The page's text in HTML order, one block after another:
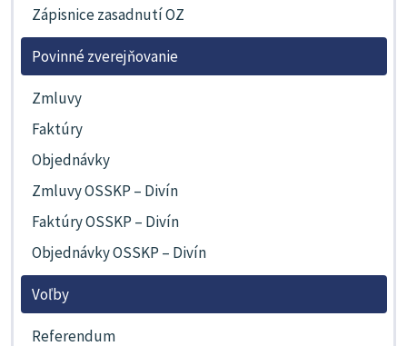
Zápisnice zasadnutí OZ
Povinné zverejňovanie
Zmluvy
Faktúry
Objednávky
Zmluvy OSSKP – Divín
Faktúry OSSKP – Divín
Objednávky OSSKP – Divín
Voľby
Referendum